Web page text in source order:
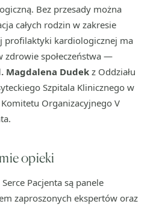
Bez przesady można
całych rodzin w zakresie
profilaktyki kardiologicznej ma
zdrowie społeczeństwa —
Magdalena Dudekz Oddziału
Szpitala Klinicznego w
Organizacyjnego V
opieki
Pacjenta są panele
zaproszonych ekspertów oraz